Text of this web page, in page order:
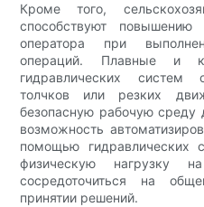
Кроме того,
способствуют
оператора при
операций. Плавные и
гидравлических
толчков или резких
безопасную рабочую среду
возможность
помощью гидравлических
физическую нагрузку
сосредоточиться на
принятии решений.